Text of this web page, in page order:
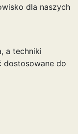
dla naszych
a techniki
dostosowane do